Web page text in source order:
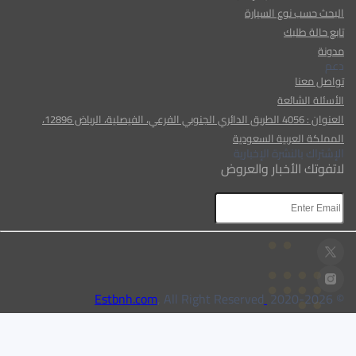
البحث حسب نوع السيارة
تابع حالة طلبك
مدونة
دعم
تواصل معنا
الأسئلة الشائعة
العنوان : 4056 الطريق الدائري الجنوبي الفرعي، الفيصلية، الرياض 12896،
المملكة العربية السعودية
الإشتراك بالنشرة الإخبارية
لاتفوتك الأخبار والعروض
© 2020-
2026
Estbnh.com
, All Right Reserved